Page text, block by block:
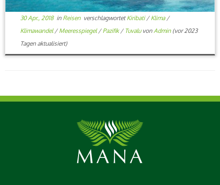
30 Apr., 2018in Reisen verschlagwortetKiribati / Klima /
Klimawandel / Meeresspiegel / Pazifik/ Tuvaluvon Admin(vor 2023
Tagen aktualisiert)